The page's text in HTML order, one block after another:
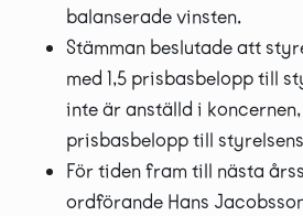
balanserade vinsten.
Stämman beslutade att
med 1,5 prisbasbelopp till
inte är anställd i
prisbasbelopp till
För tiden fram till nästa
ordförande Hans